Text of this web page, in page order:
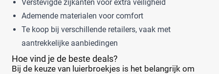
Verstevigde zijkanten voor extra veiligheid
Ademende materialen voor comfort
Te koop bij verschillende retailers, vaak met
aantrekkelijke aanbiedingen
Hoe vind je de beste deals?
Bij de keuze van luierbroekjes is het belangrijk om